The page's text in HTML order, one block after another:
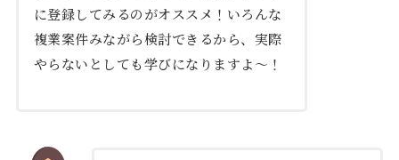
に登録してみるのがオススメ！いろんな
複業案件みながら検討できるから、実際
やらないとしても学びになりますよ～！